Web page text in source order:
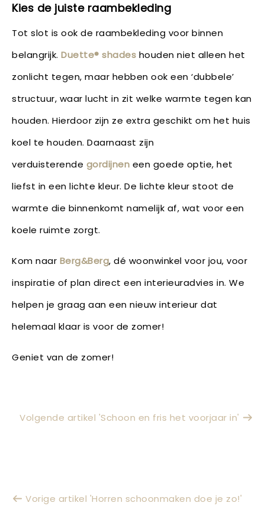
Kies de juiste raambekleding
Tot slot is ook de raambekleding voor binnen
belangrijk. Duette® shades houden niet alleen het
zonlicht tegen, maar hebben ook een ‘dubbele’
structuur, waar lucht in zit welke warmte tegen kan
houden. Hierdoor zijn ze extra geschikt om het huis
koel te houden. Daarnaast zijn
verduisterende gordijnen een goede optie, het
liefst in een lichte kleur. De lichte kleur stoot de
warmte die binnenkomt namelijk af, wat voor een
koele ruimte zorgt.
Kom naar Berg&Berg, dé woonwinkel voor jou, voor
inspiratie of plan direct een interieuradvies in. We
helpen je graag aan een nieuw interieur dat
helemaal klaar is voor de zomer!
Geniet van de zomer!
Volgende artikel 'Schoon en fris het voorjaar in'
Vorige artikel 'Horren schoonmaken doe je zo!'